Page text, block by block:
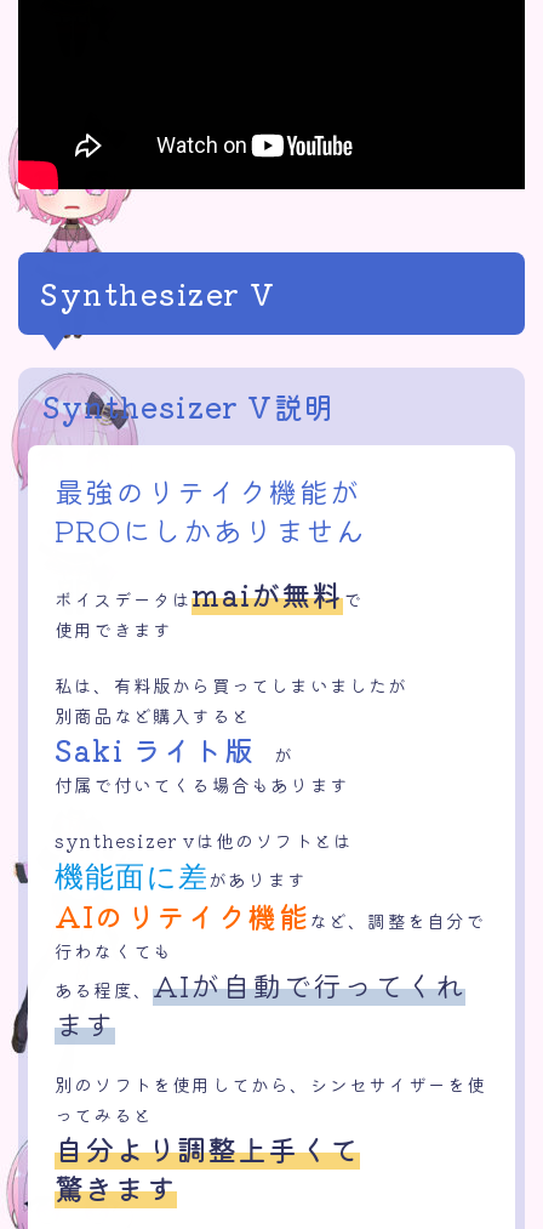
Synthesizer V
Synthesizer V説明
最強のリテイク機能が
PROにしかありません
ボイスデータはmaiが無料で
使用できます
私は、有料版から買ってしまいましたが
別商品など購入すると
Saki ライト版 が
付属で付いてくる場合もあります
synthesizer vは他のソフトとは
機能面に差があります
AIのリテイク機能など、調整を自分で
行わなくても
ある程度、 AIが自動で行ってくれ
ます
別のソフトを使用してから、シンセサイザーを使
ってみると
自分より調整上手くて
驚きます